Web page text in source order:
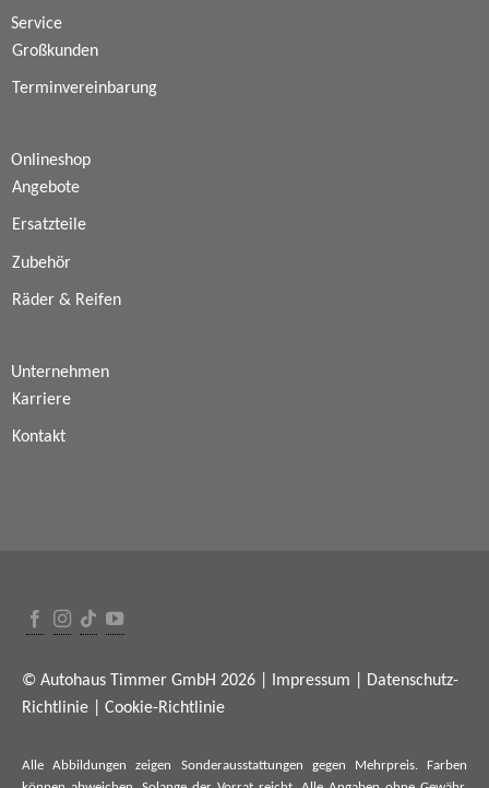
Service
Großkunden
Terminvereinbarung
Onlineshop
Angebote
Ersatzteile
Zubehör
Räder & Reifen
Unternehmen
Karriere
Kontakt
© Autohaus Timmer GmbH 2026 | Impressum
Datenschutz-
Richtlinie
Cookie-Richtlinie
Alle Abbildungen zeigen Sonderausstattungen gegen Mehrpreis. Farben